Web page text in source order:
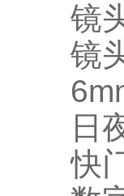
镜
镜
日
快